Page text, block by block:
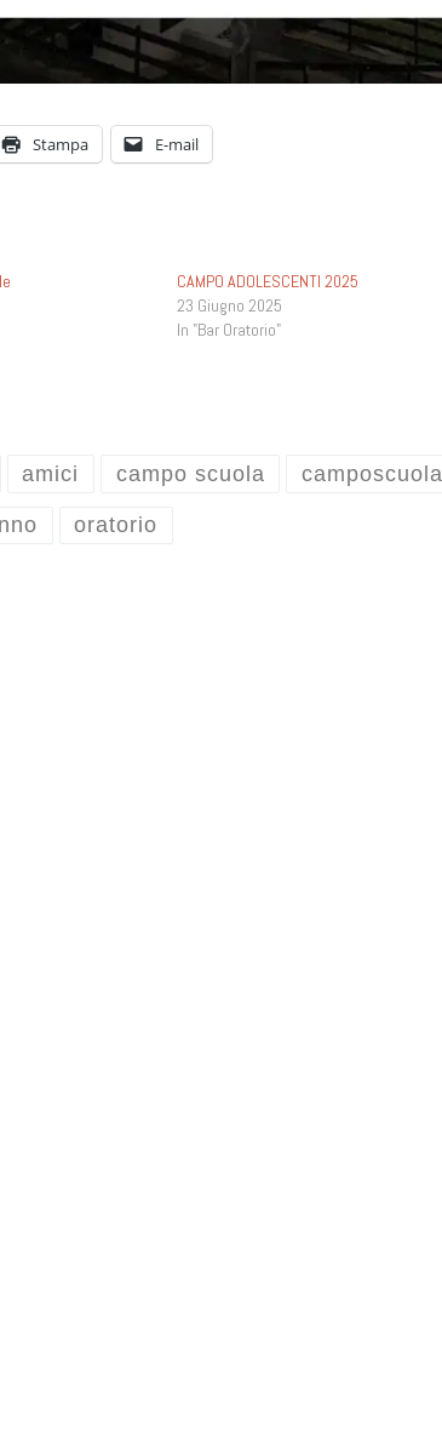
Stampa E-mail
CAMPO ADOLESCENTI 2025
23 Giugno 2025
In "Bar Oratorio"
amici campo scuola camposcuola
oratorio